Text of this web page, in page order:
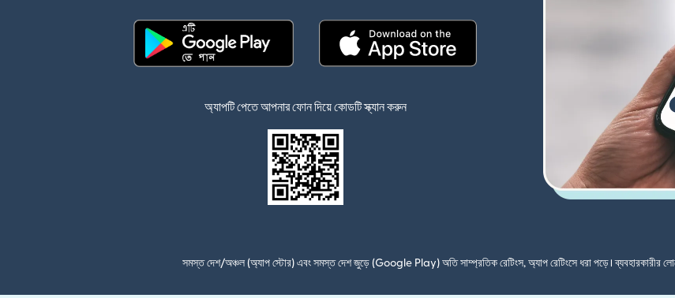
অ্যাপটি পেতে আপনার ফোন দিয়ে কোডটি স্ক্যান করুন
সমস্ত দেশ/অঞ্চল (অ্যাপ স্টোর) এবং সমস্ত দেশ জুড়ে (Google Play) অতি সাম্প্রতিক রেটিংস, অ্যাপ রেটিংসে ধরা পড়ে। ব্যবহারকারীর